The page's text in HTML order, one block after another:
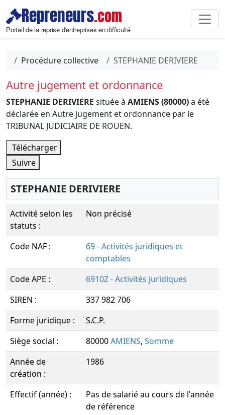
Repreneurs.com
Portail de la reprise d'entreprises en difficulté
Procédure collective STEPHANIE DERIVIERE
Autre jugement et ordonnance
STEPHANIE DERIVIERE située à AMIENS (80000)a été
déclarée en Autre jugement et ordonnance par le
TRIBUNAL JUDICIAIRE DE ROUEN.
Télécharger
Suivre
STEPHANIE DERIVIERE
Activité selon les
statuts :
Non précisé
Code NAF :
69 - Activités juridiques et
comptables
Code APE :
6910Z - Activités juridiques
SIREN :
337 982 706
Forme juridique :
S.C.P.
Siège social :
80000AMIENS, Somme
Année de
création :
1986
Effectif (année) :
Pas de salarié au cours de l'année
de référence